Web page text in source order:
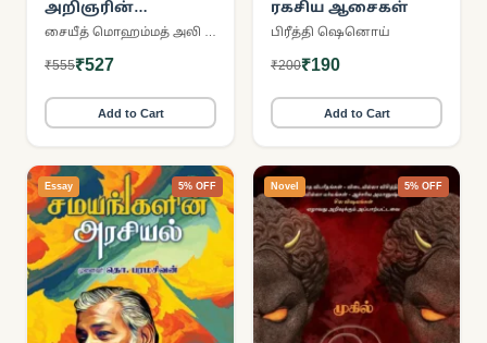
அறிஞரின்
பொன்மொழிகள்
₹555₹527
Add to Cart
ரகசிய ஆசைகள்
பிரீத்தி ஷெனொய்
₹200₹190
Add to Cart
Essay 5% OFF Novel 5% OFF